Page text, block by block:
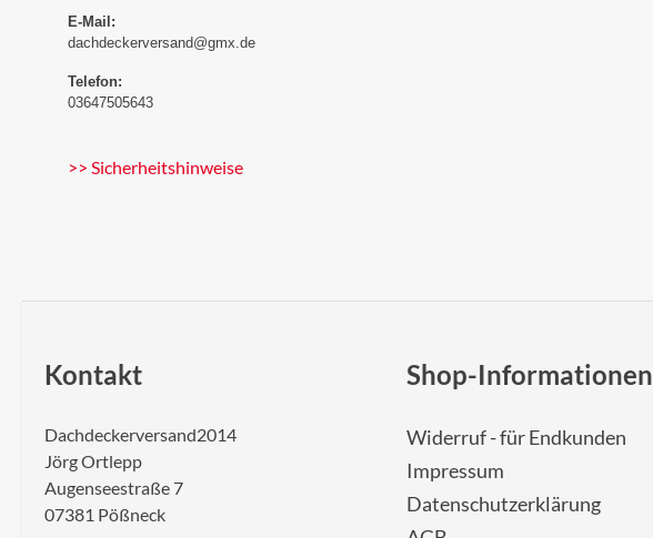
E-Mail:
dachdeckerversand@gmx.de
Telefon:
03647505643
>> Sicherheitshinweise
Kontakt
Dachdeckerversand2014
Jörg Ortlepp
Augenseestraße 7
07381 Pößneck
Shop-Informationen
Widerruf - für Endkunden
Impressum
Datenschutzerklärung